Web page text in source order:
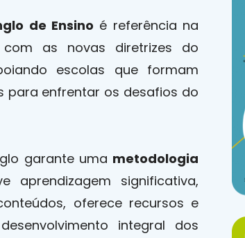
de Ensino é referência na
as novas diretrizes do
escolas que formam
para enfrentar os desafios do
garante uma metodologia
aprendizagem significativa,
oferece recursos e
integral dos